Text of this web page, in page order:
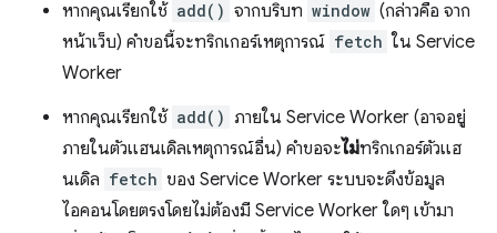
หากคุณเรียกใช้ add() จากบริบท window (กล่าวคือ จาก
หน้าเว็บ) คำขอนี้จะทริกเกอร์เหตุการณ์ fetch ใน Service
Worker
หากคุณเรียกใช้ add() ภายใน Service Worker (อาจอยู่
ภายในตัวแฮนเดิลเหตุการณ์อื่น) คำขอจะไม่ทริกเกอร์ตัวแฮ
นเดิล fetch ของ Service Worker ระบบจะดึงข้อมูล
ไอคอนโดยตรงโดยไม่ต้องมี Service Worker ใดๆ เข้ามา